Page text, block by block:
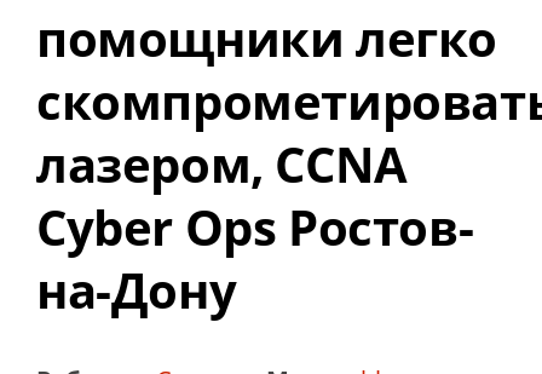
помощники легко
лазером, CCNA
Cyber Ops Ростов-
на-Дону